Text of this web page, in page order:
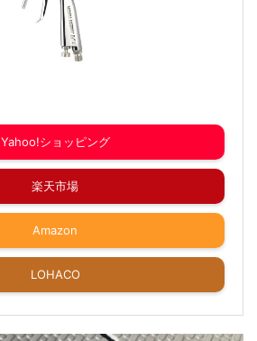
Yahoo!ショッピング
楽天市場
Amazon
LOHACO